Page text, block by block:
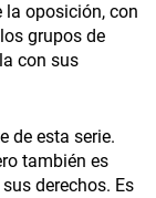
la oposición, con
grupos de
con sus
de esta serie.
también es
derechos. Es